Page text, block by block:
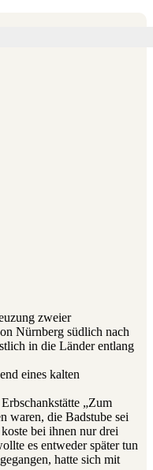
zweier
Nürnberg südlich nach
in die Länder entlang
eines kalten
„Zum
waren, die Badstube sei
bei ihnen nur drei
es entweder später tun
hatte sich mit